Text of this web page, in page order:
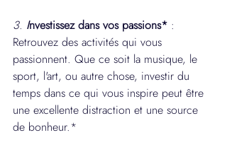
3. Investissez dans vos passions* :
Retrouvez des activités qui vous
passionnent. Que ce soit la musique, le
sport, l'art, ou autre chose, investir du
temps dans ce qui vous inspire peut être
une excellente distraction et une source
de bonheur.*